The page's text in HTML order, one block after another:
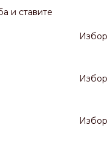
и ставите
Избор
Избор
Избор